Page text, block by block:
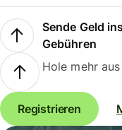
Sende Geld
Gebühren
Hole mehr
Registrieren